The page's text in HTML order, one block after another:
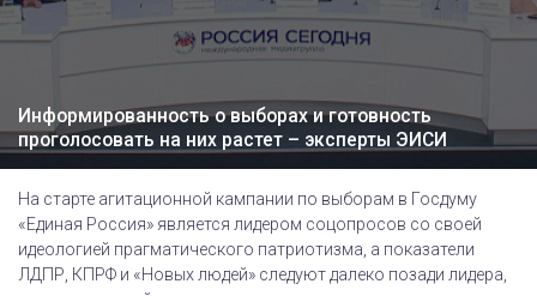
Информированность о выборах и готовность
проголосовать на них растет – эксперты ЭИСИ
На старте агитационной кампании по выборам в Госдуму
«Единая Россия» является лидером соцопросов со своей
идеологией прагматического патриотизма, а показатели
ЛДПР, КПРФ и «Новых людей» следуют далеко позади лидера,